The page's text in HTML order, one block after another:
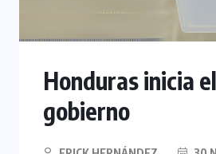
Honduras inicia
gobierno